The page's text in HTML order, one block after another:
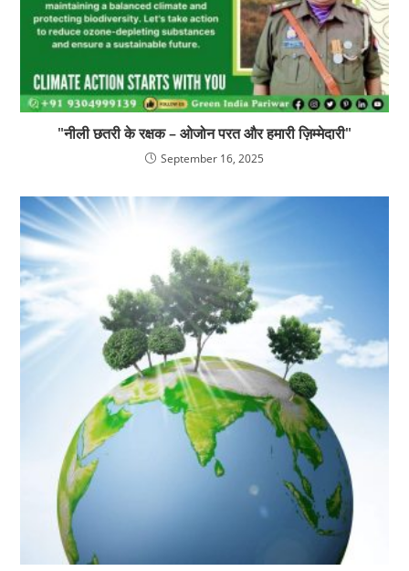
"नीली छतरी के रक्षक – ओजोन परत और हमारी ज़िम्मेदारी"
September 16, 2025